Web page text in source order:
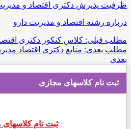
ظرفیت پذیرش دکتری اقتصاد و
درباره رشته اقتصاد و مدیریت دارو
مطلب قبلی: کلاس کنکور دکتری
مطلب بعدی: منابع دکتری اقتصاد
بعدی
ثبت نام کلاسهای مجازی
ثبت نام